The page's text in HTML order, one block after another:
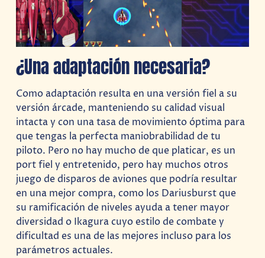
¿Una adaptación necesaria?
Como adaptación resulta en una versión fiel a su
versión árcade, manteniendo su calidad visual
intacta y con una tasa de movimiento óptima para
que tengas la perfecta maniobrabilidad de tu
piloto. Pero no hay mucho de que platicar, es un
port fiel y entretenido, pero hay muchos otros
juego de disparos de aviones que podría resultar
en una mejor compra, como los Dariusburst que
su ramificación de niveles ayuda a tener mayor
diversidad o Ikagura cuyo estilo de combate y
dificultad es una de las mejores incluso para los
parámetros actuales.